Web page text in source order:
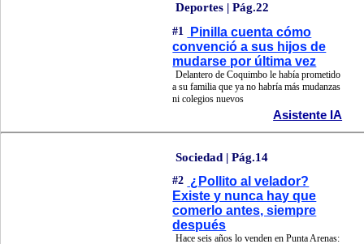
Deportes | Pág.22
#1
Pinilla cuenta cómo
convenció a sus hijos de
mudarse por última vez
Delantero de Coquimbo le había prometido
a su familia que ya no habría más mudanzas
ni colegios nuevos
Asistente IA
Sociedad | Pág.14
#2 ¿Pollito al velador?
Existe y nunca hay que
comerlo antes, siempre
después
Hace seis años lo venden en Punta Arenas: